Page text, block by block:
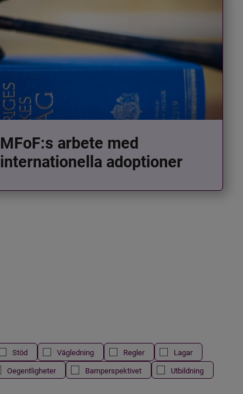
MFoF:s arbete med
internationella adoptioner
Stöd Vägledning Regler
Lagar
Oegentligheter Barnperspektivet
Utbildning